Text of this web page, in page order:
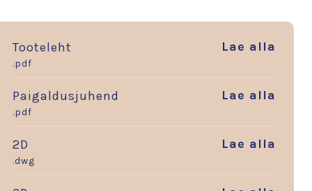
Tooteleht Lae alla
.pdf
Paigaldusjuhend Lae alla
.pdf
2D Lae alla
.dwg